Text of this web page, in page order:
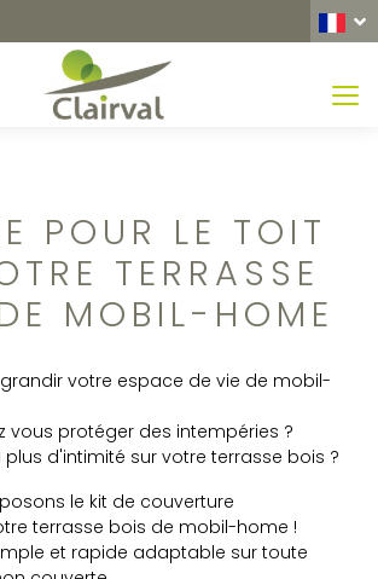
POUR LE TOIT
TERRASSE
MOBIL-HOME
votre espace de vie de mobil-
vous protéger des intempéries ?
plus d'intimité sur votre terrasse bois ?
le kit de couverture
terrasse bois de mobil-home !
et rapide adaptable sur toute